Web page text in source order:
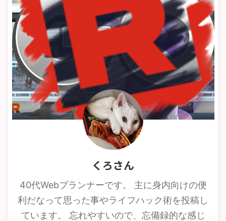
くろさん
40代Webプランナーです。 主に身内向けの便
利だなって思った事やライフハック術を投稿し
ています。 忘れやすいので、忘備録的な感じ